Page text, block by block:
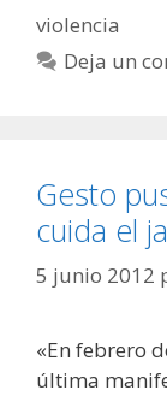
violencia
Deja un
Gesto
cuida el
5 junio 2012
«En febrero
última